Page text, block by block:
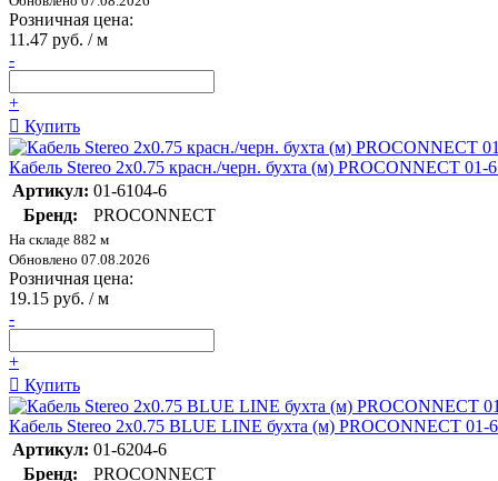
Розничная цена:
11.47 руб. / м
-
+
Купить
Кабель Stereo 2х0.75 красн./черн. бухта (м) PROCONNECT 01-
Артикул: 01-6104-6
Бренд:
PROCONNECT
На складе 882 м
Обновлено 07.08.2026
Розничная цена:
19.15 руб. / м
-
+
Купить
Кабель Stereo 2х0.75 BLUE LINE бухта (м) PROCONNECT 01-
Артикул: 01-6204-6
Бренд:
PROCONNECT